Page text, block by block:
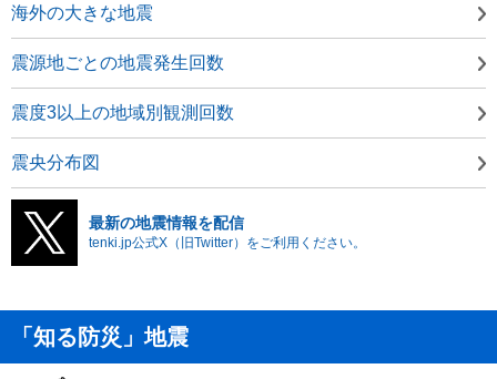
海外の大きな地震
震源地ごとの地震発生回数
震度3以上の地域別観測回数
震央分布図
最新の地震情報を配信
tenki.jp公式X（旧Twitter）をご利用ください。
「知る防災」地震